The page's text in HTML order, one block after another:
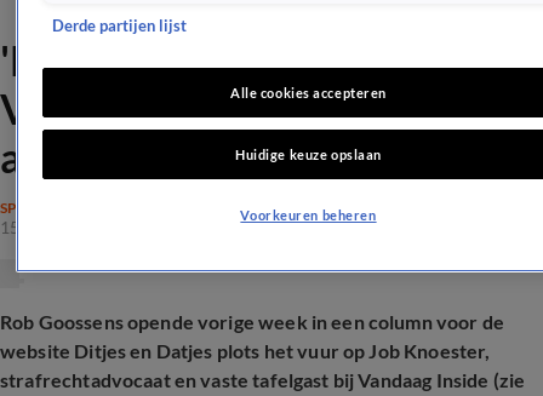
'Kamp-RTL Boulevard gaat
Vandaag Inside-mensen
aanvallen'
SPRAAKMAKEND
15 apr 2025, 11:52
Rob Goossens opende vorige week in een column voor de
website Ditjes en Datjes plots het vuur op Job Knoester,
strafrechtadvocaat en vaste tafelgast bij Vandaag Inside (zie
Derde partijen lijst
Alle cookies accepteren
Huidige keuze opslaan
Voorkeuren beheren